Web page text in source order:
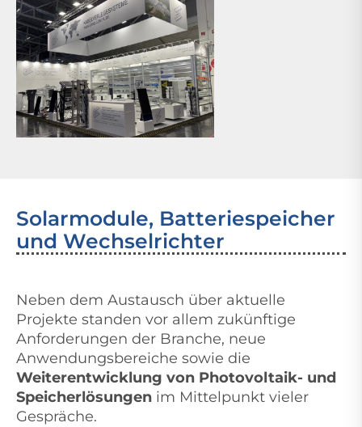
Solarmodule, Batteriespeicher
und Wechselrichter
Neben dem Austausch über aktuelle
Projekte standen vor allem zukünftige
Anforderungen der Branche, neue
Anwendungsbereiche sowie die
Weiterentwicklung von Photovoltaik- und
Speicherlösungen im Mittelpunkt vieler
Gespräche.